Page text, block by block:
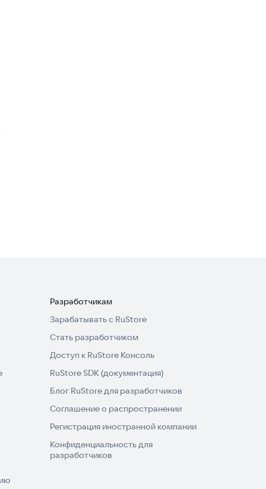
Разработчикам
Зарабатывать с RuStore
Стать разработчиком
Доступ к RuStore Консоль
RuStore SDK (документация)
Блог RuStore для разработчиков
Соглашение о распространении
Регистрация иностранной компании
Конфиденциальность для
разработчиков